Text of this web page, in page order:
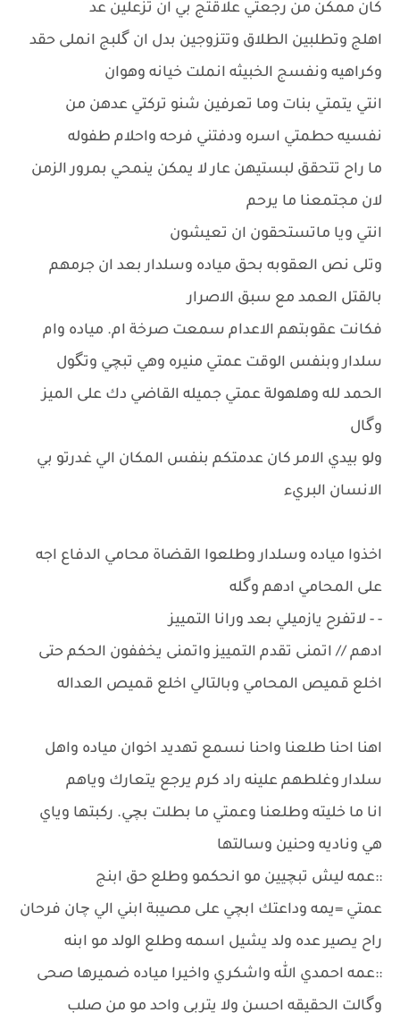
كان ممكن من رجعتي علاقتج بي ان تزعلين عد
اهلج وتطلبين الطلاق وتتزوجين بدل ان گلبج انملى حقد
وكراهيه ونفسج الخبيثه انملت خيانه وهوان
انتي يتمتي بنات وما تعرفين شنو تركتي عدهن من
نفسيه حطمتي اسره ودفتني فرحه واحلام طفوله
ما راح تتحقق لبستيهن عار لا يمكن ينمحي بمرور الزمن
لان مجتمعنا ما يرحم
انتي ويا ماتستحقون ان تعيشون
وتلى نص العقوبه بحق مياده وسلدار بعد ان جرمهم
بالقتل العمد مع سبق الاصرار
فكانت عقوبتهم الاعدام سمعت صرخة ام. مياده وام
سلدار وبنفس الوقت عمتي منيره وهي تبچي وتگول
الحمد لله وهلهولة عمتي جميله القاضي دك على الميز
وگال
ولو بيدي الامر كان عدمتكم بنفس المكان الي غدرتو بي
الانسان البريء
اخذوا مياده وسلدار وطلعوا القضاة محامي الدفاع اجه
على المحامي ادهم وگله
- - لاتفرح يازميلي بعد ورانا التمييز
ادهم // اتمنى تقدم التمييز واتمنى يخففون الحكم حتى
اخلع قميص المحامي وبالتالي اخلع قميص العداله
اهنا احنا طلعنا واحنا نسمع تهديد اخوان مياده واهل
سلدار وغلطهم علينه راد كرم يرجع يتعارك وياهم
انا ما خليته وطلعنا وعمتي ما بطلت بچي. ركبتها وياي
هي وناديه وحنين وسالتها
::عمه ليش تبچيين مو انحكمو وطلع حق ابنج
عمتي =يمه وداعتك ابچي على مصيبة ابني الي چان فرحان
راح يصير عده ولد يشيل اسمه وطلع الولد مو ابنه
::عمه احمدي الله واشكري واخيرا مياده ضميرها صحى
وگالت الحقيقه احسن ولا يتربى واحد مو من صلب